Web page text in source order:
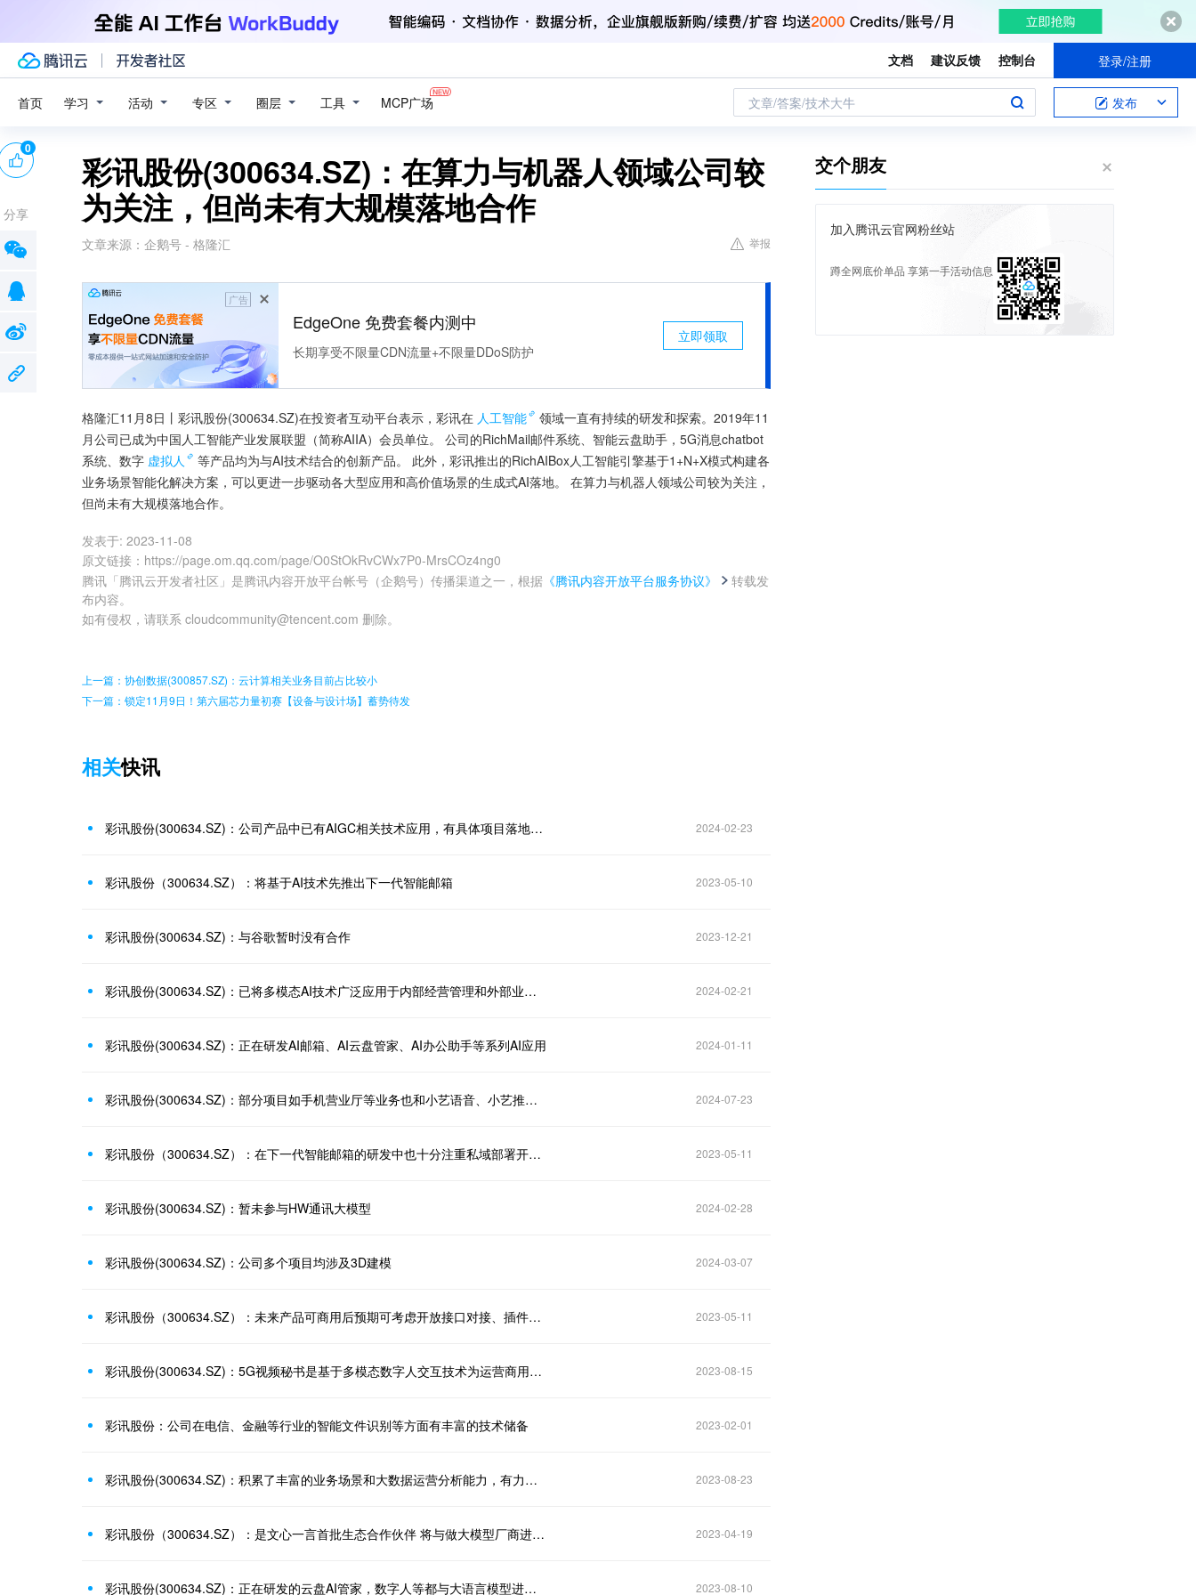
文档 建议反馈 控制台 登录/注册
首页 学习 活动 专区 圈层 工具 MCP广场 文章/答案/技术大牛 发布
彩讯股份(300634.SZ)：在算力与机器人领域公司较
为关注，但尚未有大规模落地合作
文章来源： 企鹅号 - 格隆汇 举报
广告
EdgeOne 免费套餐内测中
长期享受不限量CDN流量+不限量DDoS防护
立即领取
格隆汇11月8日丨彩讯股份(300634.SZ)在投资者互动平台表示，彩讯在 人工智能
领域一直有持续的研发和探索。2019年11
月公司已成为中国人工智能产业发展联盟（简称AIIA）会员单位。 公司的RichMail邮件系统、智能云盘助手，5G消息chatbot
系统、数字 虚拟人
等产品均为与AI技术结合的创新产品。 此外，彩讯推出的RichAIBox人工智能引擎基于1+N+X模式构建各
业务场景智能化解决方案，可以更进一步驱动各大型应用和高价值场景的生成式AI落地。 在算力与机器人领域公司较为关注，
但尚未有大规模落地合作。
发表于: 2023-11-08
原文链接 ： https://page.om.qq.com/page/O0StOkRvCWx7P0-MrsCOz4ng0
腾讯「腾讯云开发者社区」是腾讯内容开放平台帐号（企鹅号）传播渠道之一，根据 《腾讯内容开放平台服务协议》
转载发
布内容。
如有侵权，请联系 cloudcommunity@tencent.com 删除。
0
分享
上一篇：协创数据(300857.SZ)：云计算相关业务目前占比较小
下一篇：锁定11月9日！第六届芯力量初赛【设备与设计场】蓄势待发
相关快讯
彩讯股份(300634.SZ)：公司产品中已有AIGC相关技术应用，有具体项目落地并产生收入 2024-02-23
彩讯股份（300634.SZ）：将基于AI技术先推出下一代智能邮箱 2023-05-10
彩讯股份(300634.SZ)：与谷歌暂时没有合作 2023-12-21
彩讯股份(300634.SZ)：已将多模态AI技术广泛应用于内部经营管理和外部业务的创作生产中 2024-02-21
彩讯股份(300634.SZ)：正在研发AI邮箱、AI云盘管家、AI办公助手等系列AI应用 2024-01-11
彩讯股份(300634.SZ)：部分项目如手机营业厅等业务也和小艺语音、小艺推荐等完成接入，并已有场景落地 2024-07-23
彩讯股份（300634.SZ）：在下一代智能邮箱的研发中也十分注重私域部署开源大模型的能力完善 2023-05-11
彩讯股份(300634.SZ)：暂未参与HW通讯大模型 2024-02-28
彩讯股份(300634.SZ)：公司多个项目均涉及3D建模 2024-03-07
彩讯股份（300634.SZ）：未来产品可商用后预期可考虑开放接口对接、插件等形式实现功能对接 2023-05-11
彩讯股份(300634.SZ)：5G视频秘书是基于多模态数字人交互技术为运营商用户打造的重点产品，已在部分试点城市投入使用 2023-08-15
彩讯股份：公司在电信、金融等行业的智能文件识别等方面有丰富的技术储备 2023-02-01
彩讯股份(300634.SZ)：积累了丰富的业务场景和大数据运营分析能力，有力支撑公司在数据要素产业链条中探索创新业务场景 2023-08-23
彩讯股份（300634.SZ）：是文心一言首批生态合作伙伴 将与做大模型厂商进行合作 2023-04-19
彩讯股份(300634.SZ)：正在研发的云盘AI管家，数字人等都与大语言模型进行了深度融合 2023-08-10
交个朋友
加入腾讯云官网粉丝站
蹲全网底价单品 享第一手活动信息